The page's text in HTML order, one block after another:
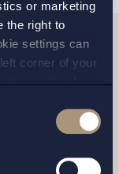
or marketing
the right to
settings can
corner of your
we will only
and our